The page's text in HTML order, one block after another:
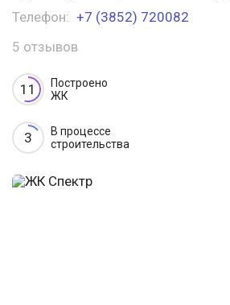
Телефон: +7 (3852) 720082
5 отзывов
11
Построено
ЖК
3
В процессе
строительства